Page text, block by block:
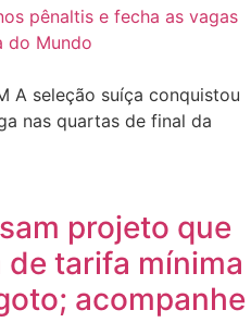
A seleção suíça conquistou
nas quartas de final da
projeto que
tarifa mínima
acompanhe